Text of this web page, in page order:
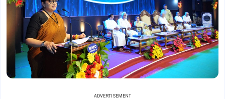
ADVERTISEMENT